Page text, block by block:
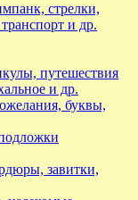
стрелки,
и др.
путешествия
и др.
буквы,
завитки,